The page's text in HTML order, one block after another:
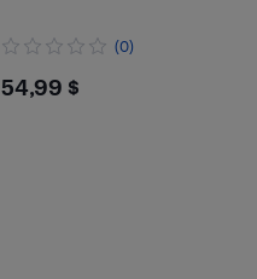
(0)
$54.99
54,99 $